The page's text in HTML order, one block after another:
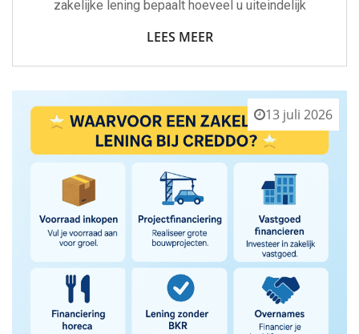
zakelijke lening bepaalt hoeveel u uiteindelijk
LEES MEER
13 juli 2026